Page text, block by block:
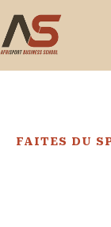
FAITES DU